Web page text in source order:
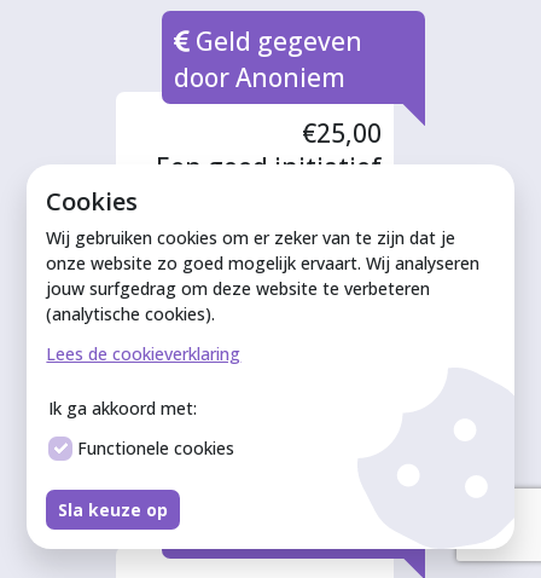
Cookies
Wij gebruiken cookies om er zeker van te zijn dat je
onze website zo goed mogelijk ervaart. Wij analyseren
jouw surfgedrag om deze website te verbeteren
(analytische cookies).
Lees de cookieverklaring
Ik ga akkoord met:
Functionele cookies
Sla keuze op
Geld gegeven
door Anoniem
€25,00
Een goed initiatief
nodig!
Geld gegeven
door Nic
Grooteman
door Anoniem